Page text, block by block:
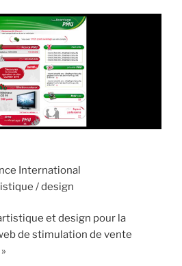
International
/ design
et design pour la
de stimulation de vente